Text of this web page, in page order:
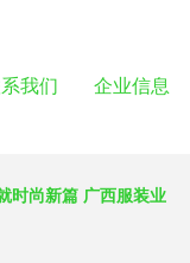
我们 企业信息
时尚新篇 广西服装业